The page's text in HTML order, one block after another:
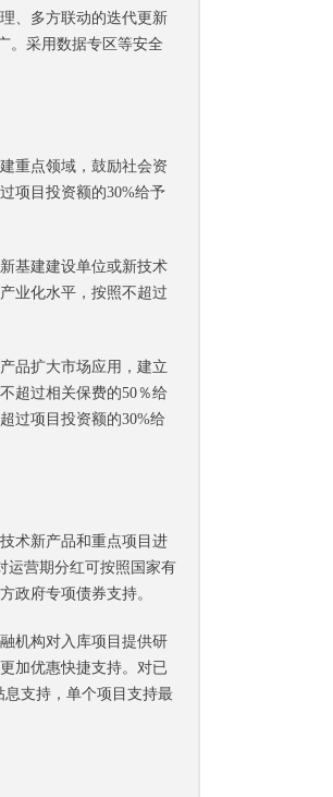
、多方联动的迭代更新
。采用数据专区等安全
重点领域，鼓励社会资
项目投资额的30%给予
基建建设单位或新技术
业化水平，按照不超过
品扩大市场应用，建立
超过相关保费的50％给
过项目投资额的30%给
术新产品和重点项目进
运营期分红可按照国家有
政府专项债券支持。
机构对入库项目提供研
加优惠快捷支持。对已
支持，单个项目支持最